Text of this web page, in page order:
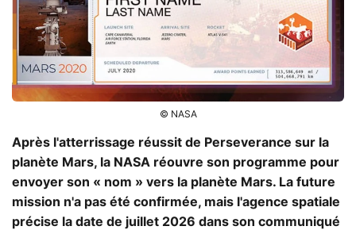
© NASA
Après l'atterrissage réussit de Perseverance sur la
planète Mars, la NASA réouvre son programme pour
envoyer son « nom » vers la planète Mars. La future
mission n'a pas été confirmée, mais l'agence spatiale
précise la date de juillet 2026 dans son communiqué